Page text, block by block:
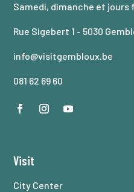
Samedi, dimanche et jours
Rue Sigebert 1 - 5030
info@visitgembloux.be
081 62 69 60
Visit
City Center